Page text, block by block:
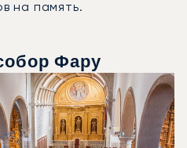
на память.
Фару